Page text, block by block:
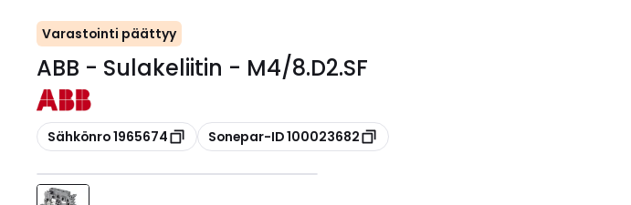
Varastointi päättyy
ABB - Sulakeliitin - M4/8.D2.SF
Kopioi
Sähkönro 1965674 Kopioi
Sonepar-ID 100023682